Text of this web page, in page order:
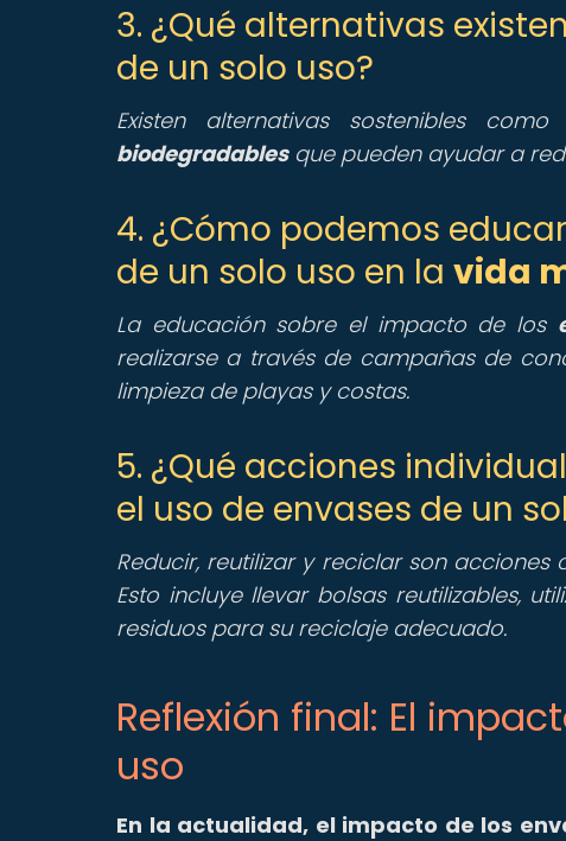
3. ¿Qué alternativas
de un solo uso?
Existen alternativas sostenibles
biodegradablesque pueden ayudar a
4. ¿Cómo podemos
de un solo uso en la vida
La educación sobre el impacto de los
realizarse a través de campañas de
limpieza de playas y costas.
5. ¿Qué acciones
el uso de envases de un
Reducir, reutilizar y reciclar son
Esto incluye llevar bolsas reutilizables,
residuos para su reciclaje adecuado.
Reflexión final: El
uso
En la actualidad, el impacto de los